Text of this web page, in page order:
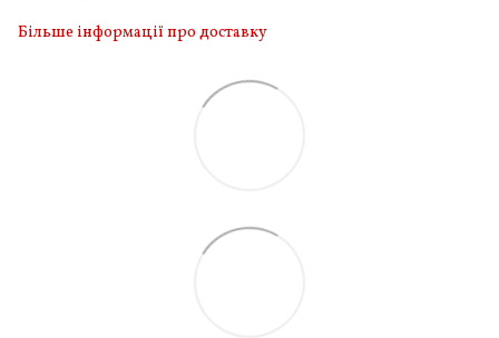
Більше інформації про доставку